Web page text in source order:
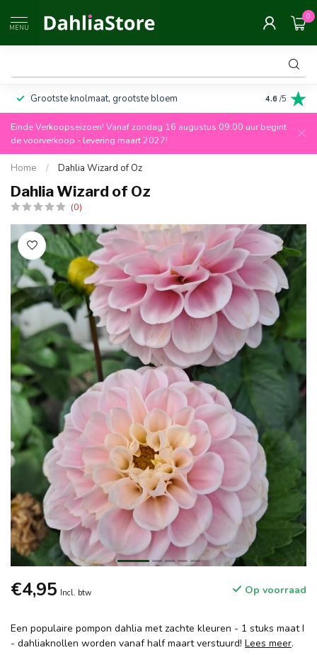
MENU
0
Grootste knolmaat, grootste bloem Altijd
4.6 /5
Einde Verkoopseizoen! Vanaf zondag 16 augustus 09:00 uur begint
de voorverkoop - levering maart 2027!
Home / Dahlia Wizard of Oz
Dahlia Wizard of Oz
(0)
€4,95 Incl. btw Op voorraad
Een populaire pompon dahlia met zachte kleuren - 1 stuks maat I
- dahliaknollen worden vanaf half maart verstuurd! Lees meer.